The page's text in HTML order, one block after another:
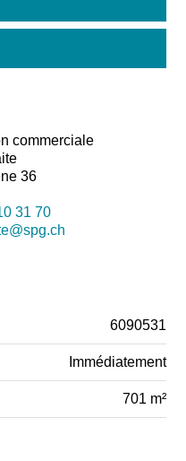
commerciale
36
31 70
6090531
Immédiatement
701 m²